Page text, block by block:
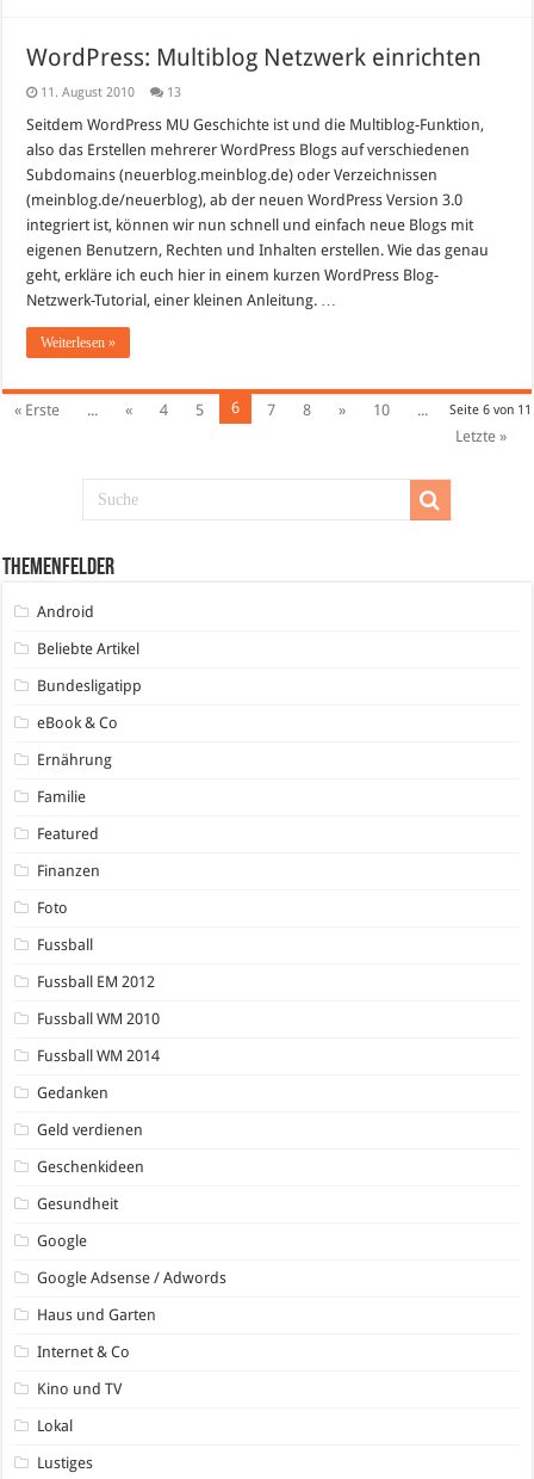
WordPress: Multiblog Netzwerk einrichten
11. August 2010 13
Seitdem WordPress MU Geschichte ist und die Multiblog-Funktion,
also das Erstellen mehrerer WordPress Blogs auf verschiedenen
Subdomains (neuerblog.meinblog.de) oder Verzeichnissen
(meinblog.de/neuerblog), ab der neuen WordPress Version 3.0
integriert ist, können wir nun schnell und einfach neue Blogs mit
eigenen Benutzern, Rechten und Inhalten erstellen. Wie das genau
geht, erkläre ich euch hier in einem kurzen WordPress Blog-
Netzwerk-Tutorial, einer kleinen Anleitung. …
Weiterlesen »
Seite 6 von 11
« Erste ... « 4 5 6 7 8 » 10
...
Letzte »
Themenfelder
Android
Beliebte Artikel
Bundesligatipp
eBook & Co
Ernährung
Familie
Featured
Finanzen
Foto
Fussball
Fussball EM 2012
Fussball WM 2010
Fussball WM 2014
Gedanken
Geld verdienen
Geschenkideen
Gesundheit
Google
Google Adsense / Adwords
Haus und Garten
Internet & Co
Kino und TV
Lokal
Lustiges